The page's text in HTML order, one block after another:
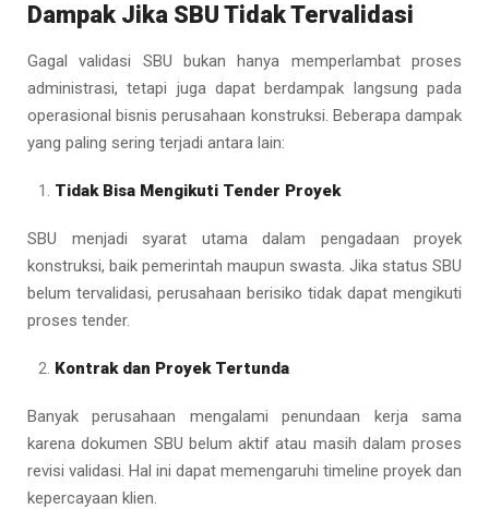
Dampak Jika SBU Tidak Tervalidasi
Gagal validasi SBU bukan hanya memperlambat proses
administrasi, tetapi juga dapat berdampak langsung pada
operasional bisnis perusahaan konstruksi. Beberapa dampak
yang paling sering terjadi antara lain:
Tidak Bisa Mengikuti Tender Proyek
SBU menjadi syarat utama dalam pengadaan proyek
konstruksi, baik pemerintah maupun swasta. Jika status SBU
belum tervalidasi, perusahaan berisiko tidak dapat mengikuti
proses tender.
Kontrak dan Proyek Tertunda
Banyak perusahaan mengalami penundaan kerja sama
karena dokumen SBU belum aktif atau masih dalam proses
revisi validasi. Hal ini dapat memengaruhi timeline proyek dan
kepercayaan klien.